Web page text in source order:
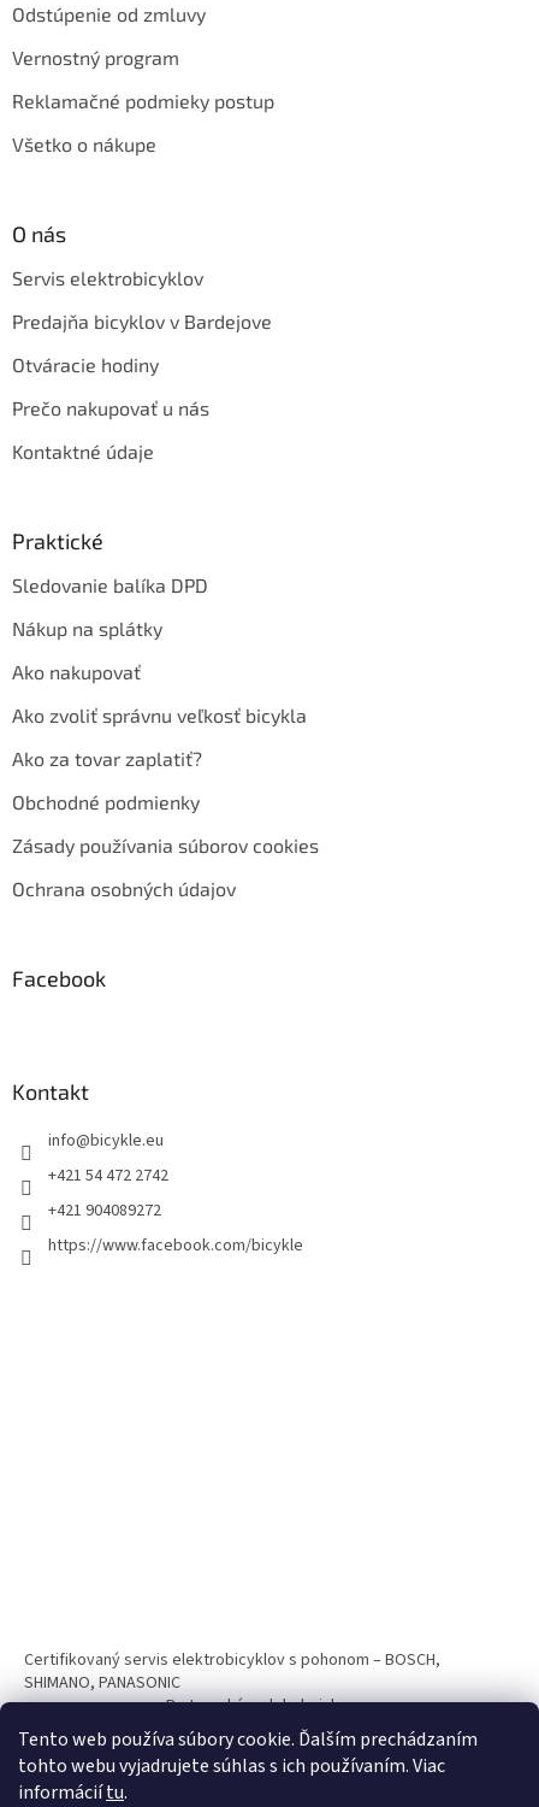
Tento web používa súbory cookie. Ďalším prechádzaním
tohto webu vyjadrujete súhlas s ich používaním. Viac
informáciítu.
Odstúpenie od zmluvy
Vernostný program
Reklamačné podmieky postup
Všetko o nákupe
O nás
Servis elektrobicyklov
Predajňa bicyklov v Bardejove
Otváracie hodiny
Prečo nakupovať u nás
Kontaktné údaje
Praktické
Sledovanie balíka DPD
Nákup na splátky
Ako nakupovať
Ako zvoliť správnu veľkosť bicykla
Ako za tovar zaplatiť?
Obchodné podmienky
Zásady používania súborov cookies
Ochrana osobných údajov
Facebook
Kontakt
info@bicykle.eu
+421 54 472 2742
+421 904089272
https://www.facebook.com/bicykle
Certifikovaný servis elektrobicyklov s pohonom – BOSCH,
SHIMANO, PANASONIC
Partnerský web hokejshop.eu